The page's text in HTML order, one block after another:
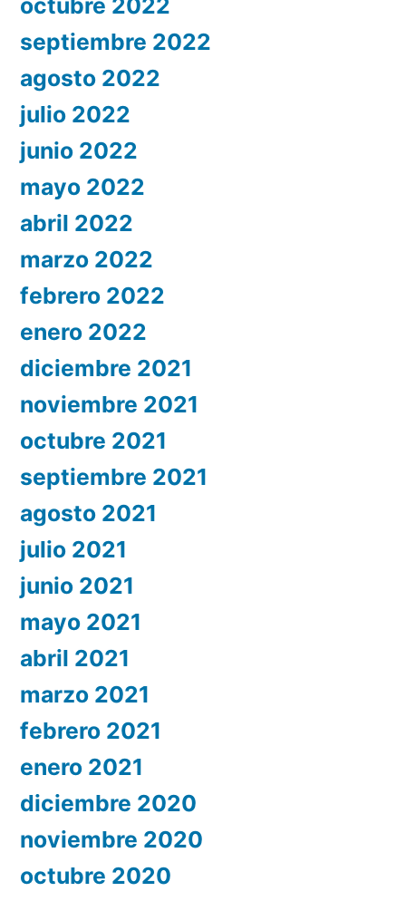
octubre 2022
septiembre 2022
agosto 2022
julio 2022
junio 2022
mayo 2022
abril 2022
marzo 2022
febrero 2022
enero 2022
diciembre 2021
noviembre 2021
octubre 2021
septiembre 2021
agosto 2021
julio 2021
junio 2021
mayo 2021
abril 2021
marzo 2021
febrero 2021
enero 2021
diciembre 2020
noviembre 2020
octubre 2020